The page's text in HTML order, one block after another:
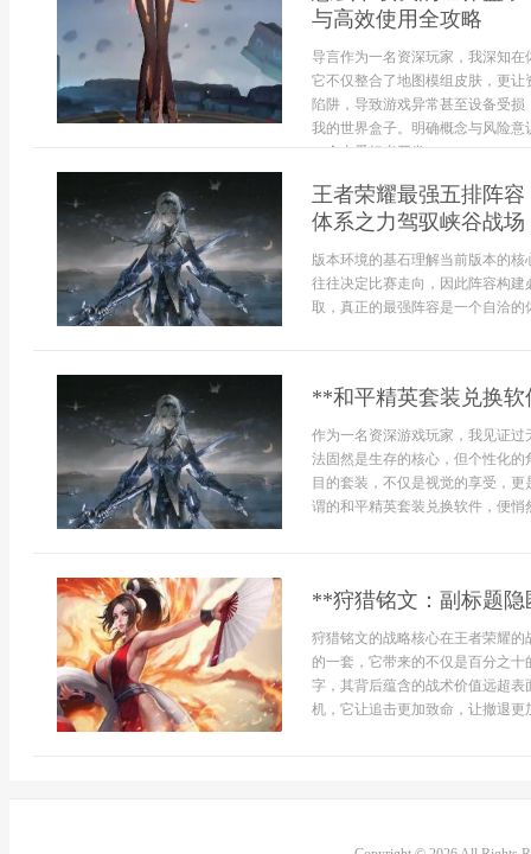
与高效使用全攻略
导言作为一名资深玩家，我深知
它不仅整合了地图模组皮肤，更
陷阱，导致游戏异常甚至设备受
我的世界盒子。明确概念与风险
一个由爱好者开发...
王者荣耀最强五排阵
体系之力驾驭峡谷战场
版本环境的基石理解当前版本的
往往决定比赛走向，因此阵容构
取，真正的最强阵容是一个自洽
**和平精英套装兑换
作为一名资深游戏玩家，我见证
法固然是生存的核心，但个性化
目的套装，不仅是视觉的享受，
谓的和平精英套装兑换软件，便
**狩猎铭文：副标题
狩猎铭文的战略核心在王者荣耀
的一套，它带来的不仅是百分之
字，其背后蕴含的战术价值远超
机，它让追击更加致命，让撤退